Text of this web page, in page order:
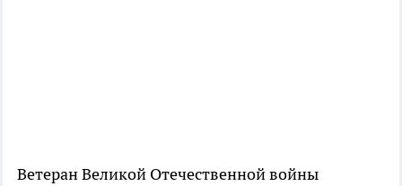
Ветеран Великой Отечественной войны